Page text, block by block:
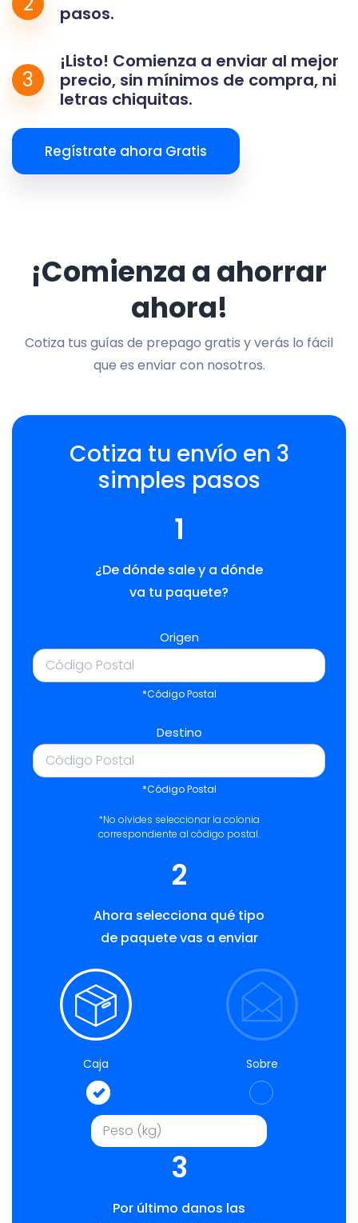
pasos.
3
¡Listo! Comienza a enviar al mejor
precio, sin mínimos de compra, ni
letras chiquitas.
Regístrate ahora Gratis
¡Comienza a ahorrar
ahora!
Cotiza tus guías de prepago gratis y verás lo fácil
que es enviar con nosotros.
Cotiza tu envío en 3
simples pasos
1
¿De dónde sale y a dónde
va tu paquete?
Origen
*Código Postal
Destino
*Código Postal
*No olvides seleccionar la colonia
correspondiente al código postal.
2
Ahora selecciona qué tipo
de paquete vas a enviar
Caja Sobre
3
Por último danos las